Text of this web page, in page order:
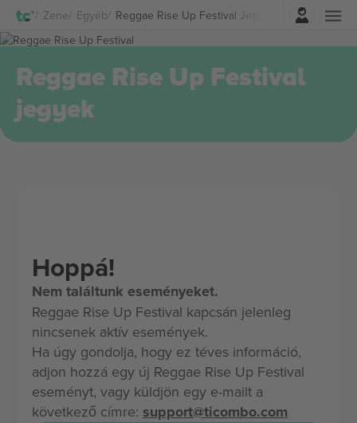
Zene Egyéb Reggae Rise Up Festival Jegyek
Belépés
Reggae Rise Up Festival
jegyek
Hoppá!
Nem találtunk eseményeket.
Reggae Rise Up Festival kapcsán jelenleg
nincsenek aktív események.
Ha úgy gondolja, hogy ez téves információ,
adjon hozzá egy új Reggae Rise Up Festival
eseményt, vagy küldjön egy e-mailt a
következő címre: support@ticombo.com